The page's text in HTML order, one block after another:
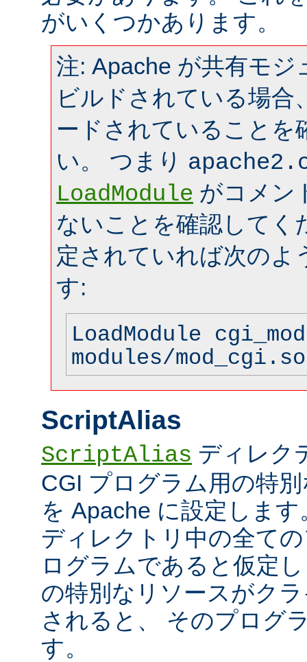
がいくつかあります。
注: Apache が共有モジ
ビルドされている場合
ードされていることを
い。 つまり
LoadModule がコメン
ないことを確認してく
定されていれば次のよ
す:
LoadModule
modules/mod_cgi.so
ScriptAlias
ScriptAlias ディレク
CGI プログラム用の特
を Apache に設定しま
ディレクトリ中の全て
ログラムであると仮定
の特別なリソースがク
されると、 そのプログ
す。